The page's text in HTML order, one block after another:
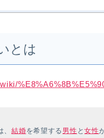
とは
、結婚を希望する 男性 と女性